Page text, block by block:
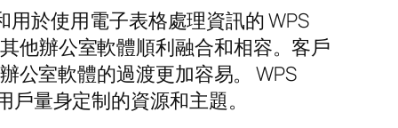
用於使用電子表格處理資訊的 WPS
他辦公室軟體順利融合和相容。客戶
公室軟體的過渡更加容易。 WPS
量身定制的資源和主題。